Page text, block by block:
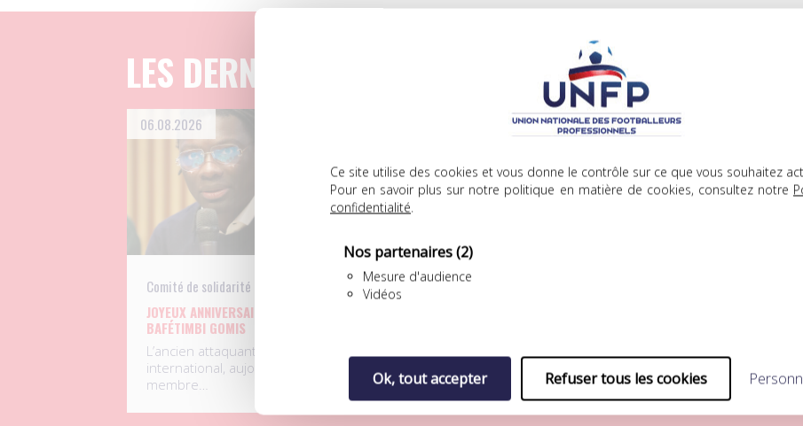
Ce site utilise des cookies et vous donne le contrôle sur ce que vous souhaitez
Pour en savoir plus sur notre politique en matière de cookies, consultez notre
confidentialité.
Nos partenaires(2)
Mesure d'audience
Vidéos
Ok, tout accepter Refuser tous les cookies
LES DERNIERS ARTICLES
06.08.2026
Comité de solidarité
JOYEUX ANNIVERSAIRE À
BAFÉTIMBI GOMIS
L’ancien attaquant
international, aujourd’hui
membre…
UNFP Football Club
préparation pour…
04.08.2026